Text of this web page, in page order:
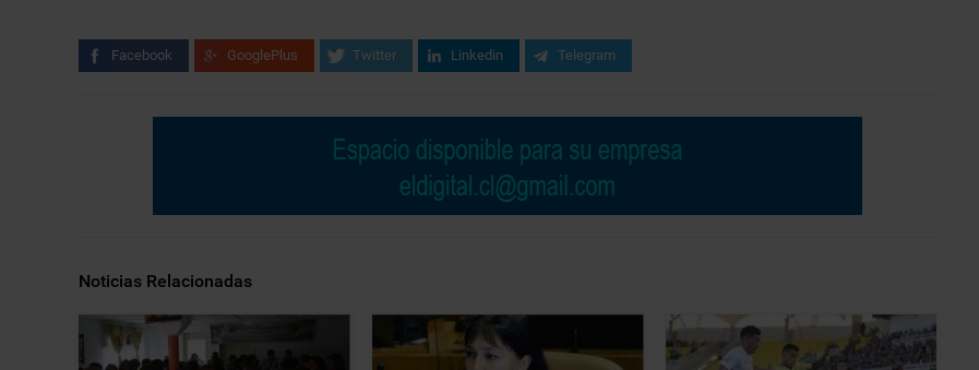
Facebook GooglePlus Twitter Linkedin Telegram
Noticias Relacionadas